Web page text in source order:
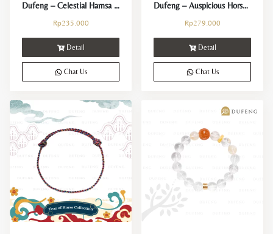
Dufeng – Celestial Hamsa Crystal Plate
Rp235.000
Detail
Chat Us
Dufeng – Auspicious Horse Braid Bracelet | CNY Collection
Rp279.000
Detail
Chat Us